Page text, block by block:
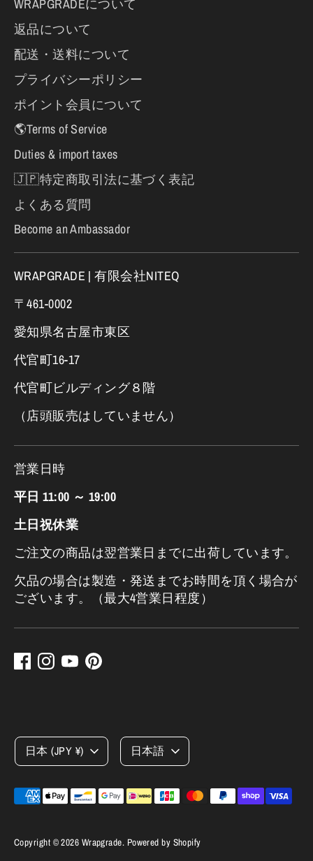
WRAPGRADEについて
返品について
配送・送料について
プライバシーポリシー
ポイント会員について
🌎Terms of Service
Duties & import taxes
🇯🇵特定商取引法に基づく表記
よくある質問
Become an Ambassador
WRAPGRADE | 有限会社NITEQ
〒461-0002
愛知県名古屋市東区
代官町16-17
代官町ビルディング８階
（店頭販売はしていません）
営業日時
平日 11:00 ～ 19:00
土日祝休業
ご注文の商品は翌営業日までに出荷しています。
欠品の場合は製造・発送までお時間を頂く場合が
ございます。（最大4営業日程度）
Copyright © 2026 Wrapgrade. Powered by Shopify
日本 (JPY ¥)
言
語
日本語
お
い